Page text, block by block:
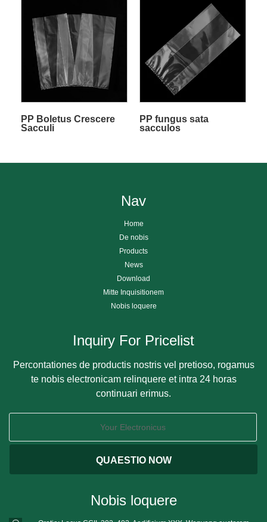
PP Boletus Crescere
Sacculi
PP fungus sata
sacculos
Nav
Home
De nobis
Products
News
Download
Mitte Inquisitionem
Nobis loquere
Inquiry For Pricelist
Percontationes de productis nostris vel pretioso, rogamus
te nobis electronicam relinquere et intra 24 horas
continuari erimus.
Nobis loquere